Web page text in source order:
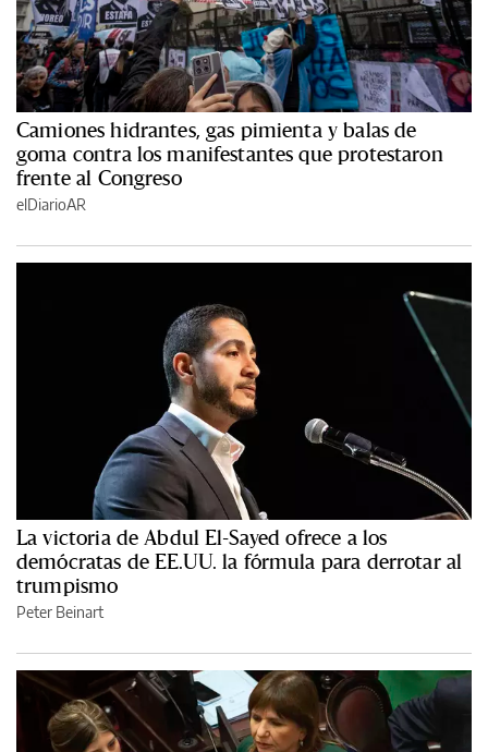
Camiones hidrantes, gas pimienta y balas de
goma contra los manifestantes que protestaron
frente al Congreso
elDiarioAR
La victoria de Abdul El-Sayed ofrece a los
demócratas de EE.UU. la fórmula para derrotar al
trumpismo
Peter Beinart